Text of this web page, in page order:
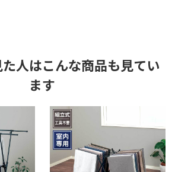
人はこんな商品も見てい
ます